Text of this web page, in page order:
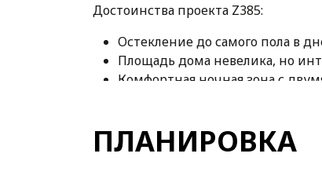
Достоинства проекта Z385:
Остекление до самого пола в
Площадь дома невелика, но
Комфортная ночная зона с
На первом этаже имеется
гостей или же, как
Более теплой и уютной
ПЛАНИРОВКА